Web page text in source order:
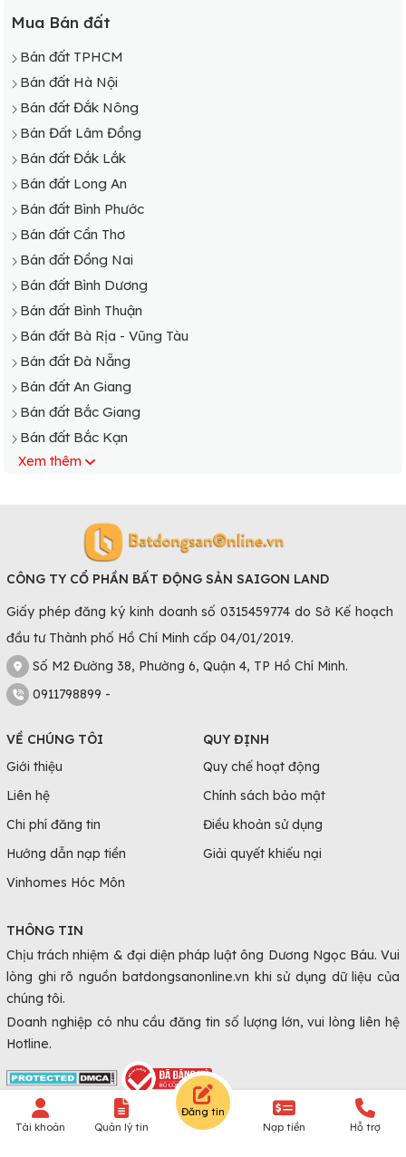
Mua Bán đất
Bán đất TPHCM
Bán đất Hà Nội
Bán đất Đắk Nông
Bán Đất Lâm Đồng
Bán đất Đắk Lắk
Bán đất Long An
Bán đất Bình Phước
Bán đất Cần Thơ
Bán đất Đồng Nai
Bán đất Bình Dương
Bán đất Bình Thuận
Bán đất Bà Rịa - Vũng Tàu
Bán đất Đà Nẵng
Bán đất An Giang
Bán đất Bắc Giang
Bán đất Bắc Kạn
Bán đất Bạc Liêu
Bán đất Bình Định
Bán đất Cà Mau
Bán đất Cao Bằng
Bán đất Điện Biên
Bán đất Đồng Tháp
Bán đất Gia Lai
Bán đất Hà Giang
Bán đất Hà Tĩnh
Bán đất Hải Dương
Bán đất Hậu Giang
Bán đất Hòa Bình
Bán đất Hưng Yên
Bán đất Kon Tum
Bán đất Lạng Sơn
Bán đất Lào Cai
Bán đất Nam Định
Bán đất Nghệ An
Bán đất Ninh Bình
Bán đất Ninh Thuận
Bán đất Phú Thọ
Xem thêm
CÔNG TY CỔ PHẦN BẤT ĐỘNG SẢN SAIGON LAND
Giấy phép đăng ký kinh doanh số 0315459774 do Sở Kế hoạch
đầu tư Thành phố Hồ Chí Minh cấp 04/01/2019.
Số M2 Đường 38, Phường 6, Quận 4, TP Hồ Chí Minh.
0911798899 -
VỀ CHÚNG TÔI
Giới thiệu
Liên hệ
Chi phí đăng tin
Hướng dẫn nạp tiền
Vinhomes Hóc Môn
QUY ĐỊNH
Quy chế hoạt động
Chính sách bảo mật
Điều khoản sử dụng
Giải quyết khiếu nại
THÔNG TIN
Chịu trách nhiệm & đại diện pháp luật ông Dương Ngọc Báu. Vui
lòng ghi rõ nguồn batdongsanonline.vn khi sử dụng dữ liệu của
chúng tôi.
Doanh nghiệp có nhu cầu đăng tin số lượng lớn, vui lòng liên hệ
Hotline.
© Copyright 2010 - 2026 Batdongsanonline.vn.
Tài khoản Quản lý tin
Đăng tin
Nạp tiền
Hỗ trợ